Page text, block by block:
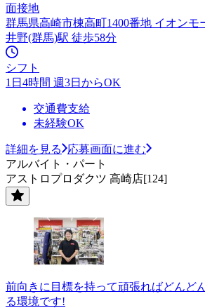
面接地
群馬県高崎市棟高町1400番地 イオンモ
井野(群馬)駅 徒歩58分
シフト
1日4時間 週3日からOK
交通費支給
未経験OK
詳細を見る
応募画面に進む
アルバイト・パート
アストロプロダクツ 高崎店[124]
前向きに目標を持って頑張ればどんど
る環境です!